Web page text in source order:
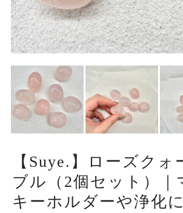
【Suye.】ローズクォ
ブル（2個セット）｜
キーホルダーや浄化に